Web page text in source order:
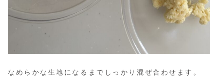
なめらかな生地になるまでしっかり混ぜ合わせます。